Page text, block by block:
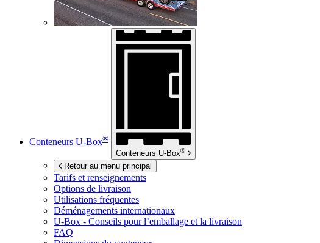
Conteneurs U-Box®
Conteneurs U-Box®
Retour au menu principal
Tarifs et renseignements
Options de livraison
Utilisations fréquentes
Déménagements internationaux
U-Box - Conseils pour l’emballage et la livraison
FAQ